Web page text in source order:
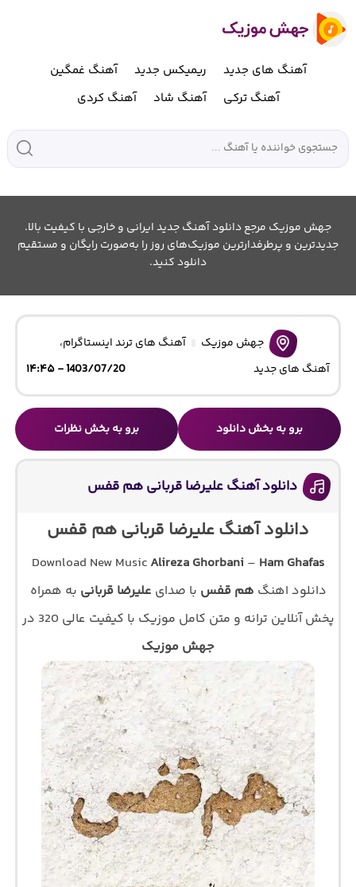
آهنگ های جدید ریمیکس جدید
آهنگ غمگین
آهنگ ترکی
آهنگ شاد آهنگ کردی
جهش موزیک مرجع دانلود آهنگ جدید ایرانی و خارجی با کیفیت بالا.
جدیدترین و پرطرفدارترین موزیک‌های روز را به‌صورت رایگان و مستقیم
دانلود کنید.
جهش موزیک آهنگ های ترند اینستاگرام،
آهنگ های جدید
1403/07/20 - ۱۴:۴۵
برو به بخش دانلود برو به بخش نظرات
دانلود آهنگ علیرضا قربانی هم قفس
دانلود آهنگ علیرضا قربانی هم قفس
Download New Music Alireza Ghorbani – Ham Ghafas
دانلود اهنگ هم قفس با صدای علیرضا قربانی به همراه
پخش آنلاین ترانه و متن کامل موزیک با کیفیت عالی 320 در
جهش موزیک